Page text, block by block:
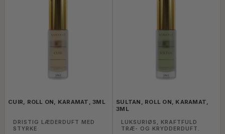
CUIR, ROLL ON, KARAMAT, 3ML
DRISTIG LÆDERDUFT MED
STYRKE
SULTAN, ROLL ON, KARAMAT,
3ML
LUKSURIØS, KRAFTFULD
TRÆ- OG KRYDDERDUFT.